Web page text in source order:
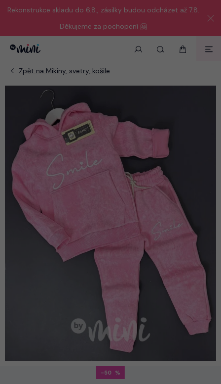
Rekonstrukce skladu do 6.8., zásilky budou odcházet až 7.8.
Děkujeme za pochopení 🤗
-50